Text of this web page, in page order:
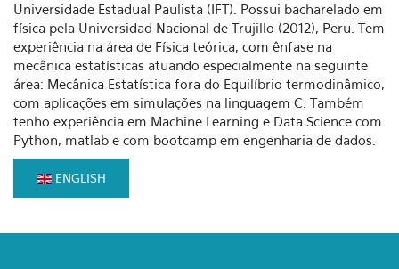
Universidade Estadual Paulista (IFT). Possui bacharelado em
física pela Universidad Nacional de Trujillo (2012), Peru. Tem
experiência na área de Física teórica, com ênfase na
mecânica estatísticas atuando especialmente na seguinte
área: Mecânica Estatística fora do Equilíbrio termodinâmico,
com aplicações em simulações na linguagem C. Também
tenho experiência em Machine Learning e Data Science com
Python, matlab e com bootcamp em engenharia de dados.
ENGLISH